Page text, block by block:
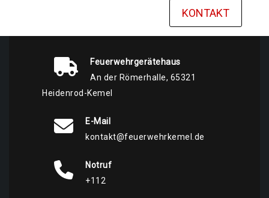
KONTAKT
Feuerwehrgerätehaus
An der Römerhalle, 65321
Heidenrod-Kemel
E-Mail
kontakt@feuerwehrkemel.de
Notruf
+112